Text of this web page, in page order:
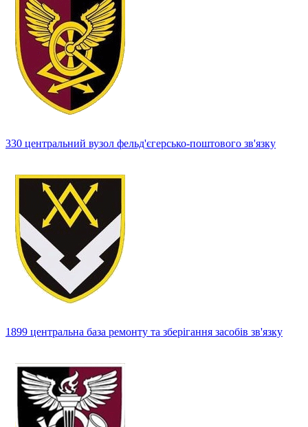
330 центральний вузол фельд'єгерсько-поштового зв'язку
1899 центральна база ремонту та зберігання засобів зв'язку